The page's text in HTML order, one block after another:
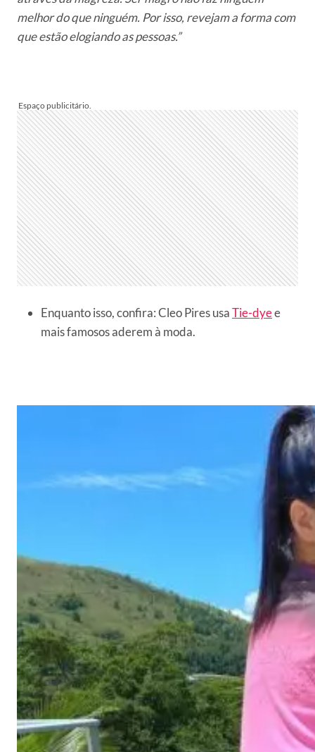
melhor do que ninguém. Por isso, revejam a forma com
que estão elogiando as pessoas.”
Enquanto isso, confira: Cleo Pires usaTie-dyee
mais famosos aderem à moda.